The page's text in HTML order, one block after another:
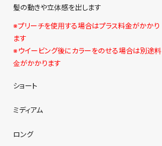
髪の動きや立体感を出します
※プリーチを使用する場合はプラス料金がかかり
ます
※ウイービング後にカラーをのせる場合は別途料
金がかかります
ショート
ミディアム
ロング